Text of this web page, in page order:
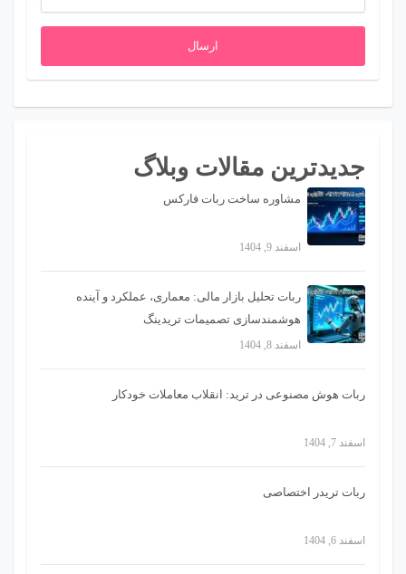
ارسال
جدیدترین مقالات وبلاگ
مشاوره ساخت ربات فارکس
اسفند 9, 1404
ربات تحلیل بازار مالی: معماری، عملکرد و آینده
هوشمندسازی تصمیمات تریدینگ
اسفند 8, 1404
ربات هوش مصنوعی در ترید: انقلاب معاملات خودکار
اسفند 7, 1404
ربات تریدر اختصاصی
اسفند 6, 1404